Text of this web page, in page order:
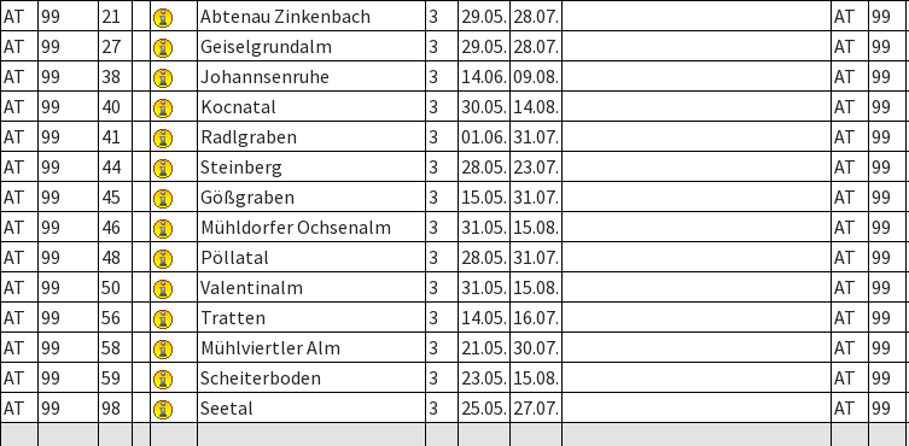
AT
99 21 Abtenau Zinkenbach 3 29.05. 28.07. AT 99
AT
99 27 Geiselgrundalm 3 29.05. 28.07. AT 99
AT
99 38 Johannsenruhe 3 14.06. 09.08. AT 99
AT
99 40 Kocnatal 3 30.05. 14.08. AT 99
AT
99 41 Radlgraben 3 01.06. 31.07. AT 99
AT
99 44 Steinberg 3 28.05. 23.07. AT 99
AT
99 45 Gößgraben 3 15.05. 31.07. AT 99
AT
99 46 Mühldorfer Ochsenalm 3 31.05. 15.08. AT 99
AT
99 48 Pöllatal 3 28.05. 31.07. AT 99
AT
99 50 Valentinalm 3 31.05. 15.08. AT 99
AT
99 56 Tratten 3 14.05. 16.07. AT 99
AT
99 58 Mühlviertler Alm 3 21.05. 30.07. AT 99
AT
99 59 Scheiterboden 3 23.05. 15.08. AT 99
AT
99 98 Seetal 3 25.05. 27.07. AT 99